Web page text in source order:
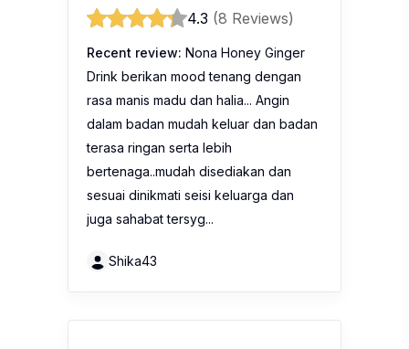
4.3 (8 Reviews)
Recent review: Nona Honey Ginger
Drink berikan mood tenang dengan
rasa manis madu dan halia... Angin
dalam badan mudah keluar dan badan
terasa ringan serta lebih
bertenaga..mudah disediakan dan
sesuai dinikmati seisi keluarga dan
juga sahabat tersyg...
Shika43